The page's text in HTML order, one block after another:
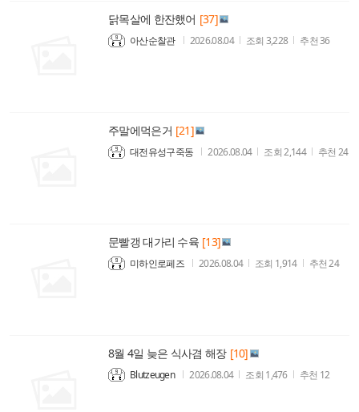
닭목살에 한잔했어 [37]
아산순찰관 2026.08.04 조회 3,228 추천36
주말에먹은거 [21]
대전유성구죽동 2026.08.04 조회2,144 추천 24
문빨갱 대가리 수육 [13]
미하인로페즈 2026.08.04 조회 1,914 추천24
8월 4일 늦은 식사겸 해장 [10]
Blutzeugen 2026.08.04 조회 1,476 추천 12